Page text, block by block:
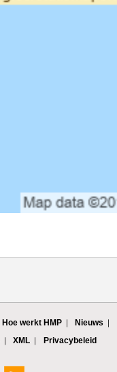
Hoe werkt HMP
Nieuws
XML Privacybeleid